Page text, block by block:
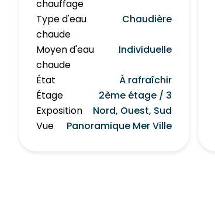
chauffage
Type d'eau
chaude
Chaudière
Moyen d'eau
chaude
Individuelle
État
À rafraîchir
Étage
2ème étage / 3
Exposition
Nord, Ouest, Sud
Vue
Panoramique Mer Ville